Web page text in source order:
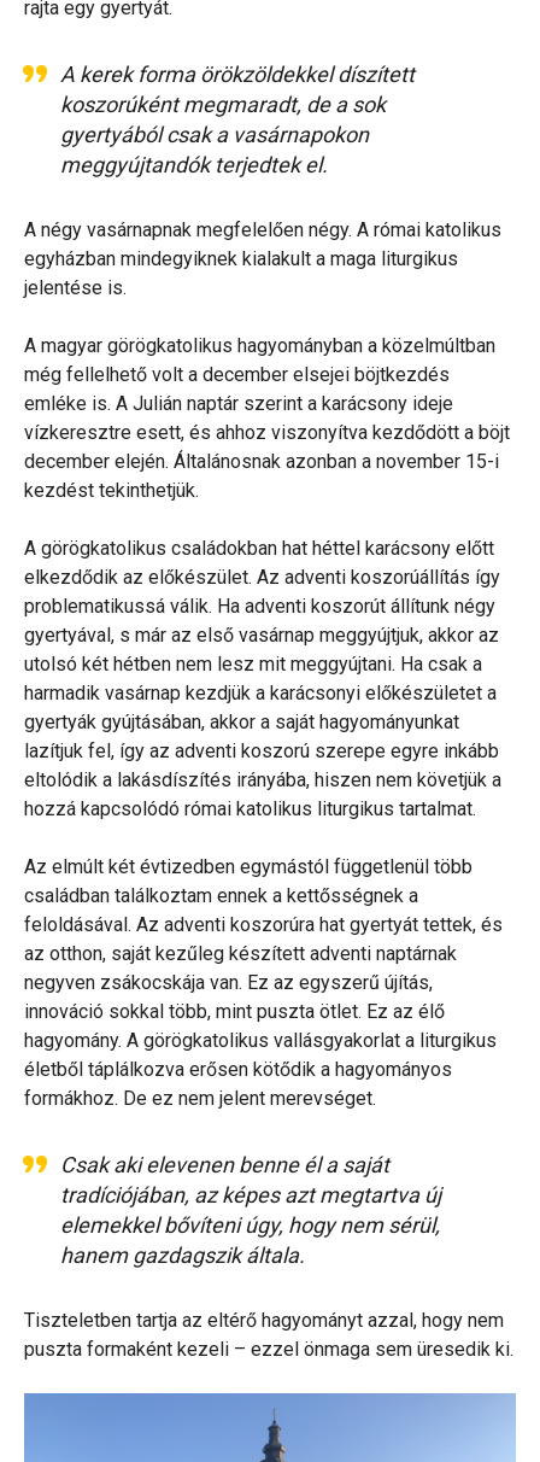
rajta egy gyertyát.
A kerek forma örökzöldekkel díszített
koszorúként megmaradt, de a sok
gyertyából csak a vasárnapokon
meggyújtandók terjedtek el.
A négy vasárnapnak megfelelően négy. A római katolikus
egyházban mindegyiknek kialakult a maga liturgikus
jelentése is.
A magyar görögkatolikus hagyományban a közelmúltban
még fellelhető volt a december elsejei böjtkezdés
emléke is. A Julián naptár szerint a karácsony ideje
vízkeresztre esett, és ahhoz viszonyítva kezdődött a böjt
december elején. Általánosnak azonban a november 15-i
kezdést tekinthetjük.
A görögkatolikus családokban hat héttel karácsony előtt
elkezdődik az előkészület. Az adventi koszorúállítás így
problematikussá válik. Ha adventi koszorút állítunk négy
gyertyával, s már az első vasárnap meggyújtjuk, akkor az
utolsó két hétben nem lesz mit meggyújtani. Ha csak a
harmadik vasárnap kezdjük a karácsonyi előkészületet a
gyertyák gyújtásában, akkor a saját hagyományunkat
lazítjuk fel, így az adventi koszorú szerepe egyre inkább
eltolódik a lakásdíszítés irányába, hiszen nem követjük a
hozzá kapcsolódó római katolikus liturgikus tartalmat.
Az elmúlt két évtizedben egymástól függetlenül több
családban találkoztam ennek a kettősségnek a
feloldásával. Az adventi koszorúra hat gyertyát tettek, és
az otthon, saját kezűleg készített adventi naptárnak
negyven zsákocskája van. Ez az egyszerű újítás,
innováció sokkal több, mint puszta ötlet. Ez az élő
hagyomány. A görögkatolikus vallásgyakorlat a liturgikus
életből táplálkozva erősen kötődik a hagyományos
formákhoz. De ez nem jelent merevséget.
Csak aki elevenen benne él a saját
tradíciójában, az képes azt megtartva új
elemekkel bővíteni úgy, hogy nem sérül,
hanem gazdagszik általa.
Tiszteletben tartja az eltérő hagyományt azzal, hogy nem
puszta formaként kezeli – ezzel önmaga sem üresedik ki.